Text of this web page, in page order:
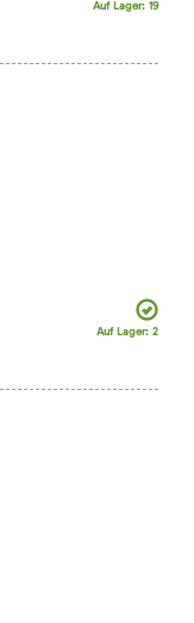
Auf Lager: 19
Auf Lager: 2